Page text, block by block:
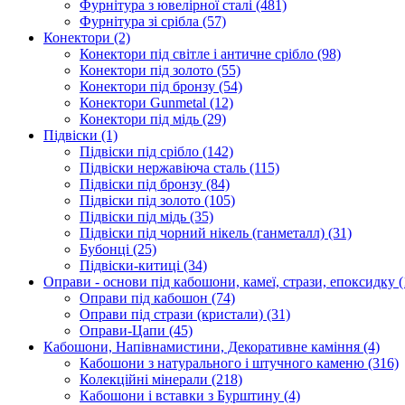
Фурнітура з ювелірної сталі (481)
Фурнітура зі срібла (57)
Конектори (2)
Конектори під світле і античне срібло (98)
Конектори під золото (55)
Конектори під бронзу (54)
Конектори Gunmetal (12)
Конектори під мідь (29)
Підвіски (1)
Підвіски під срібло (142)
Підвіски нержавіюча сталь (115)
Підвіски під бронзу (84)
Підвіски під золото (105)
Підвіски під мідь (35)
Підвіски під чорний нікель (ганметалл) (31)
Бубонці (25)
Підвіски-китиці (34)
Оправи - основи під кабошони, камеї, стрази, епоксидку
Оправи під кабошон (74)
Оправи під стрази (кристали) (31)
Оправи-Цапи (45)
Кабошони, Напівнамистини, Декоративне каміння (4)
Кабошони з натурального і штучного каменю (316)
Колекційні мінерали (218)
Кабошони і вставки з Бурштину (4)